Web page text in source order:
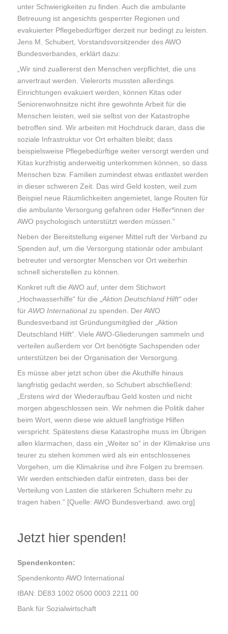
unter Schwierigkeiten zu finden. Auch die ambulante
Betreuung ist angesichts gesperrter Regionen und
evakuierter Pflegebedürftiger derzeit nur bedingt zu leisten.
Jens M. Schubert, Vorstandsvorsitzender des AWO
Bundesverbandes, erklärt dazu:
„Wir sind zuallererst den Menschen verpflichtet, die uns
anvertraut werden. Vielerorts mussten allerdings
Einrichtungen evakuiert werden, können Kitas oder
Seniorenwohnsitze nicht ihre gewohnte Arbeit für die
Menschen leisten, weil sie selbst von der Katastrophe
betroffen sind. Wir arbeiten mit Hochdruck daran, dass die
soziale Infrastruktur vor Ort erhalten bleibt; dass
beispielsweise Pflegebedürftige weiter versorgt werden und
Kitas kurzfristig anderweitig unterkommen können, so dass
Menschen bzw. Familien zumindest etwas entlastet werden
in dieser schweren Zeit. Das wird Geld kosten, weil zum
Beispiel neue Räumlichkeiten angemietet, lange Routen für
die ambulante Versorgung gefahren oder Helfer*innen der
AWO psychologisch unterstützt werden müssen.“
Neben der Bereitstellung eigener Mittel ruft der Verband zu
Spenden auf, um die Versorgung stationär oder ambulant
betreuter und versorgter Menschen vor Ort weiterhin
schnell sicherstellen zu können.
Konkret ruft die AWO auf, unter dem Stichwort
„Hochwasserhilfe“ für die „Aktion Deutschland Hilft“oder
fürAWO Internationalzu spenden. Der AWO
Bundesverband ist Gründungsmitglied der „Aktion
Deutschland Hilft“. Viele AWO-Gliederungen sammeln und
verteilen außerdem vor Ort benötigte Sachspenden oder
unterstützen bei der Organisation der Versorgung.
Es müsse aber jetzt schon über die Akuthilfe hinaus
langfristig gedacht werden, so Schubert abschließend:
„Erstens wird der Wiederaufbau Geld kosten und nicht
morgen abgeschlossen sein. Wir nehmen die Politik daher
beim Wort, wenn diese wie aktuell langfristige Hilfen
verspricht. Spätestens diese Katastrophe muss im Übrigen
allen klarmachen, dass ein „Weiter so“ in der Klimakrise uns
teurer zu stehen kommen wird als ein entschlossenes
Vorgehen, um die Klimakrise und ihre Folgen zu bremsen.
Wir werden entschieden dafür eintreten, dass bei der
Verteilung von Lasten die stärkeren Schultern mehr zu
tragen haben.“ [Quelle: AWO Bundesverband. awo.org]
Jetzt hier spenden!
Spendenkonten:
Spendenkonto AWO International
IBAN: DE83 1002 0500 0003 2211 00
Bank für Sozialwirtschaft